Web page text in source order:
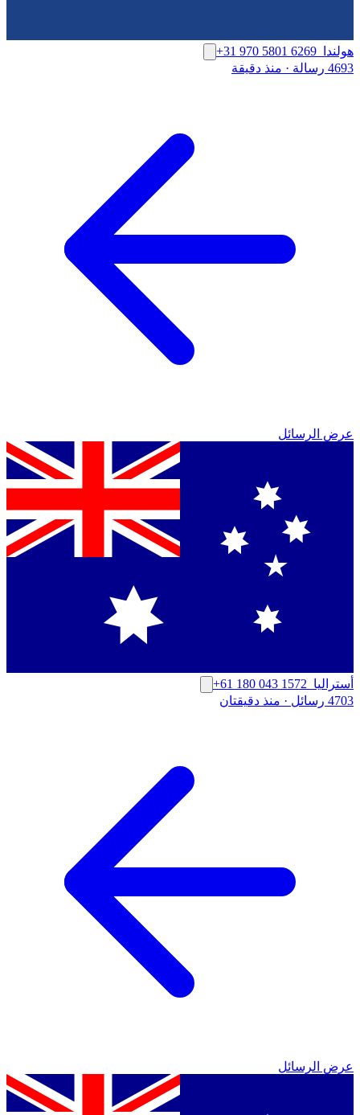
هولندا
+31 970 5801 6269
4693 رسالة
· منذ دقيقة
عرض الرسائل
أستراليا +61 180 043 1572
4703 رسائل
· منذ دقيقتان
عرض الرسائل